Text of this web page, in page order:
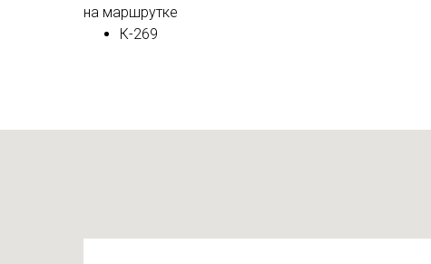
на маршрутке
К-269